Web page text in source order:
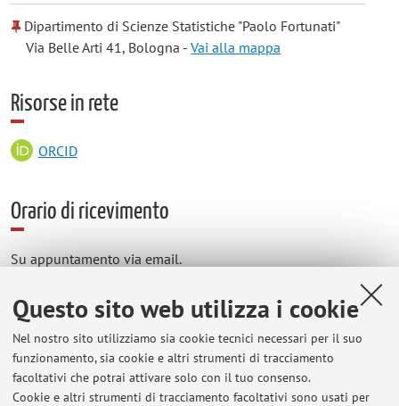
Questo sito web utilizza i cookie
Nel nostro sito utilizziamo sia cookie tecnici necessari per il suo
funzionamento, sia cookie e altri strumenti di tracciamento
facoltativi che potrai attivare solo con il tuo consenso.
Cookie e altri strumenti di tracciamento facoltativi sono usati per
Dipartimento di Scienze Statistiche "Paolo Fortunati"
Via Belle Arti 41, Bologna -Vai alla mappa
Risorse in rete
ORCID
Orario di ricevimento
Su appuntamento via email.
Ultimi avvisi
Al momento non sono presenti avvisi.